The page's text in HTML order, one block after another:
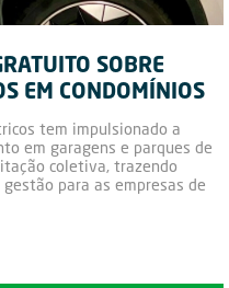
SOBRE
EM CONDOMÍNIOS
tem impulsionado a
em garagens e parques de
coletiva, trazendo
para as empresas de